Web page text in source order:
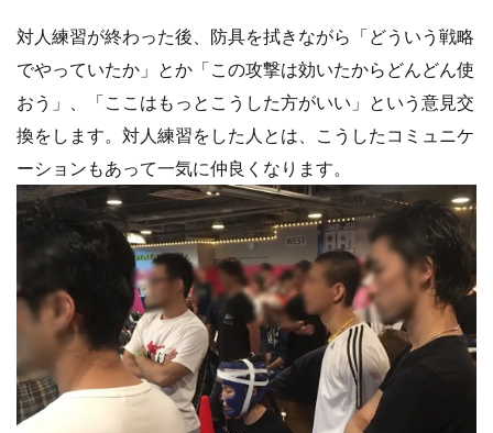
対人練習が終わった後、防具を拭きながら「どういう戦略
でやっていたか」とか「この攻撃は効いたからどんどん使
おう」、「ここはもっとこうした方がいい」という意見交
換をします。対人練習をした人とは、こうしたコミュニケ
ーションもあって一気に仲良くなります。